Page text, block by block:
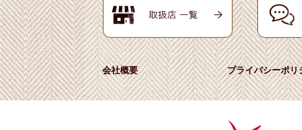
会社概要 プライバシーポリ